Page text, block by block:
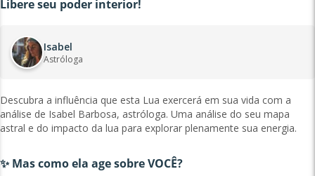
Libere seu poder interior!
Isabel
Astróloga
Descubra a influência que esta Lua exercerá em sua vida com a
análise de Isabel Barbosa, astróloga. Uma análise do seu mapa
astral e do impacto da lua para explorar plenamente sua energia.
✨ Mas como ela age sobre VOCÊ?